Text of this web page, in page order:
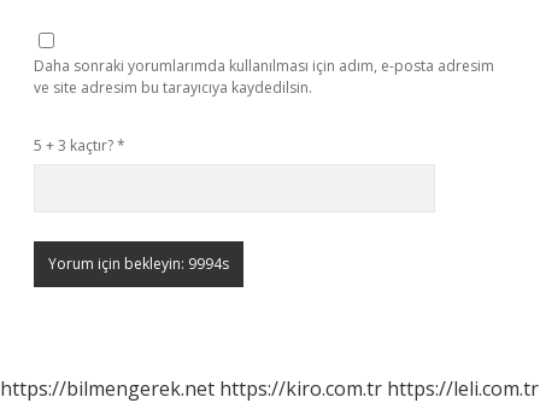
Daha sonraki yorumlarımda kullanılması için adım, e-posta adresim
ve site adresim bu tarayıcıya kaydedilsin.
5 + 3 kaçtır?*
https://bilmengerek.net https://kiro.com.tr https://leli.com.tr